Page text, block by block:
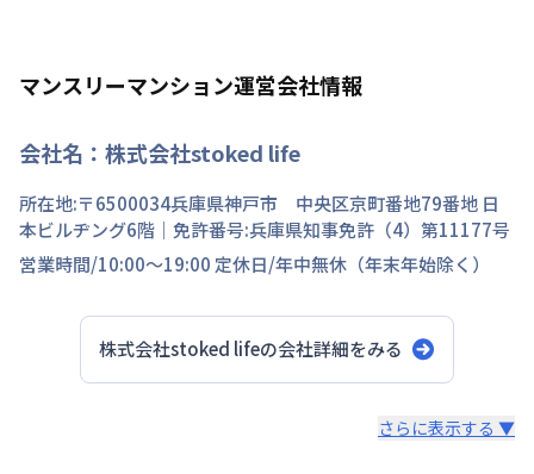
マンスリーマンション運営会社情報
会社名： 株式会社stoked life
所在地:〒6500034兵庫県神戸市 中央区京町番地79番地 日
本ビルヂング6階 ｜免許番号:兵庫県知事免許（4）第11177号
営業時間/10:00～19:00 定休日/年中無休（年末年始除く）
株式会社stoked lifeの会社詳細をみる
さらに表示する ▼